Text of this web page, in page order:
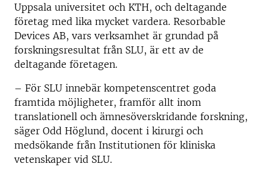
Uppsala universitet och KTH, och deltagande
företag med lika mycket vardera. Resorbable
Devices AB, vars verksamhet är grundad på
forskningsresultat från SLU, är ett av de
deltagande företagen.
– För SLU innebär kompetenscentret goda
framtida möjligheter, framför allt inom
translationell och ämnesöverskridande forskning,
säger Odd Höglund, docent i kirurgi och
medsökande från Institutionen för kliniska
vetenskaper vid SLU.